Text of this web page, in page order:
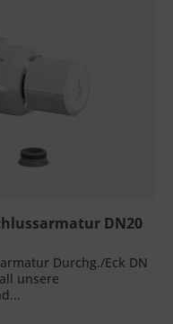
DN20
Durchg./Eck DN
unsere